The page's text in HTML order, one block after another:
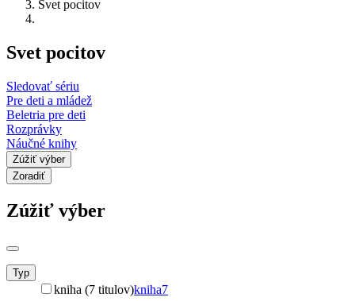
Svet pocitov
Svet pocitov
Sledovať sériu
Pre deti a mládež
Beletria pre deti
Rozprávky
Náučné knihy
Zúžiť výber
Zoradiť
Zúžiť výber
Typ
kniha (7 titulov)kniha7